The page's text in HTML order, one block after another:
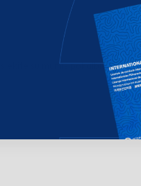
su mumis pokalbių lange!